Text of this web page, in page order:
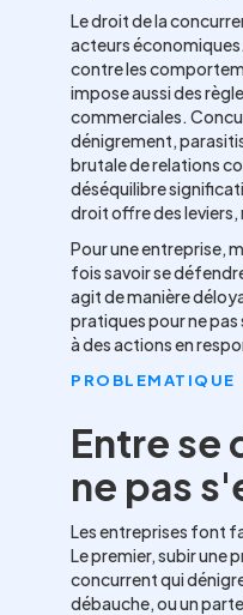
Le droit de la
acteurs
contre les
impose aussi des
commerciales.
dénigrement,
brutale de relations
déséquilibre
droit offre des leviers,
Pour une entreprise,
fois savoir se
agit de manière
pratiques pour ne
à des actions en
PROBLEMATIQUE
Entre se
ne pas
Les entreprises font
Le premier, subir une
concurrent qui
débauche, ou un